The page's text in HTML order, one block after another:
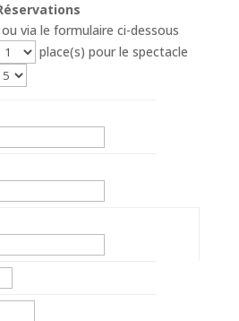
via le formulaire ci-dessous
place(s) pour le spectacle